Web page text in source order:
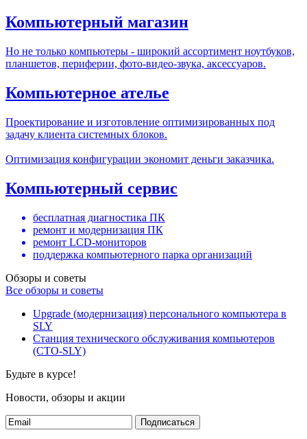
Компьютерный магазин
Но не только компьютеры - широкий ассортимент ноутбуков,
планшетов, периферии, фото-видео-звука, аксессуаров.
Компьютерное ателье
Проектирование и изготовление оптимизированных под
задачу клиента системных блоков.
Оптимизация конфигурации экономит деньги заказчика.
Компьютерный сервис
бесплатная диагностика ПК
ремонт и модернизация ПК
ремонт LCD-мониторов
поддержка компьютерного парка организаций
Обзоры и советы
Все обзоры и советы
Upgrade (модернизация) персонального компьютера в
SLY
Станция технического обслуживания компьютеров
(СТО-SLY)
Будьте в курсе!
Новости, обзоры и акции
Подписаться